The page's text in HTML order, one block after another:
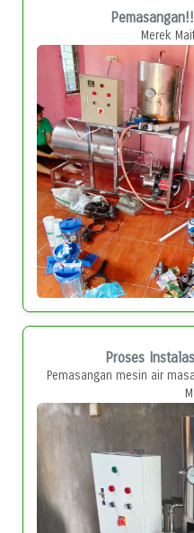
Merek
Proses
Pemasangan mesin air